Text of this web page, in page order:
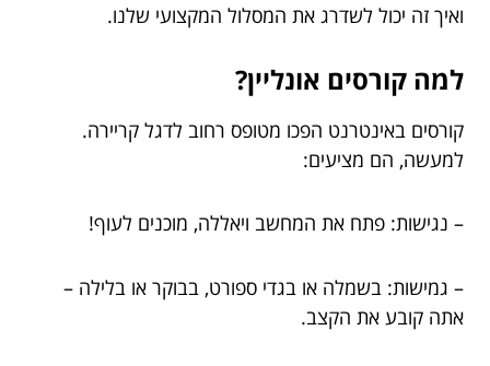
ואיך זה יכול לשדרג את המסלול המקצועי שלנו.
למה קורסים אונליין?
קורסים באינטרנט הפכו מטופס רחוב לדגל קריירה.
למעשה, הם מציעים:
– נגישות: פתח את המחשב ויאללה, מוכנים לעוף!
– גמישות: בשמלה או בגדי ספורט, בבוקר או בלילה –
אתה קובע את הקצב.